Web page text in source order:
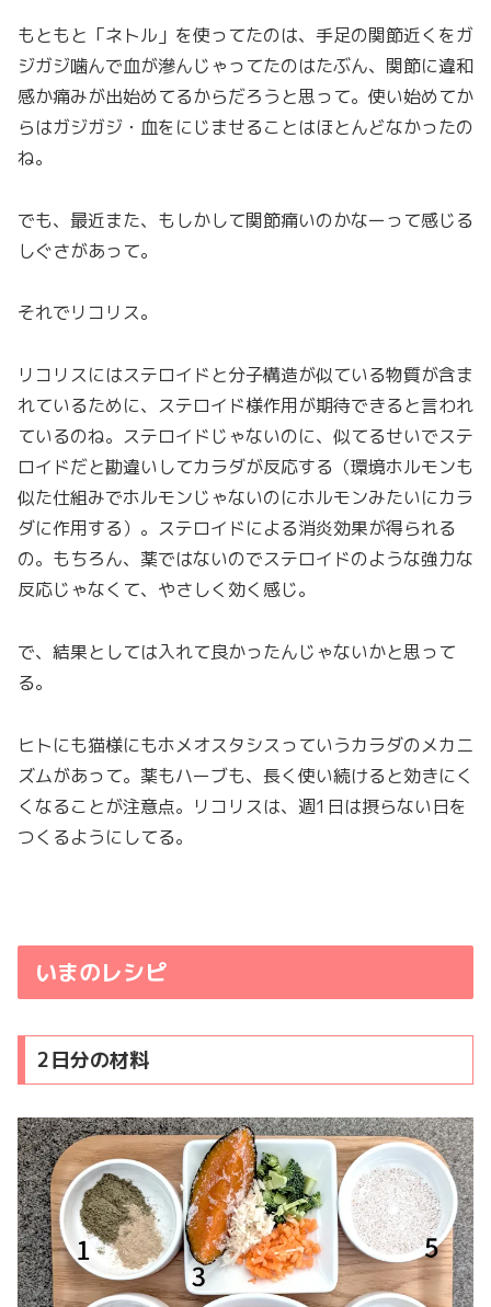
もともと「ネトル」を使ってたのは、手足の関節近くをガ
ジガジ噛んで血が滲んじゃってたのはたぶん、関節に違和
感か痛みが出始めてるからだろうと思って。使い始めてか
らはガジガジ・血をにじませることはほとんどなかったの
ね。
でも、最近また、もしかして関節痛いのかなーって感じる
しぐさがあって。
それでリコリス。
リコリスにはステロイドと分子構造が似ている物質が含ま
れているために、ステロイド様作用が期待できると言われ
ているのね。ステロイドじゃないのに、似てるせいでステ
ロイドだと勘違いしてカラダが反応する（環境ホルモンも
似た仕組みでホルモンじゃないのにホルモンみたいにカラ
ダに作用する）。ステロイドによる消炎効果が得られる
の。もちろん、薬ではないのでステロイドのような強力な
反応じゃなくて、やさしく効く感じ。
で、結果としては入れて良かったんじゃないかと思って
る。
ヒトにも猫様にもホメオスタシスっていうカラダのメカニ
ズムがあって。薬もハーブも、長く使い続けると効きにく
くなることが注意点。リコリスは、週1日は摂らない日を
つくるようにしてる。
いまのレシピ
2日分の材料